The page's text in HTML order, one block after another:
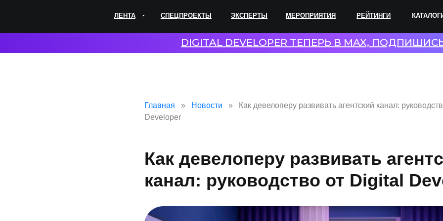
ЭКСПЕРТЫ КАТАЛОГИ
МЕРОПРИЯТИЯ
СПЕЦПРОЕКТЫ РЕЙТИНГИ
ЛЕНТА
DIGITAL DEVELOPER ТЕПЕРЬ В MAX,
Главная Новости
Как девелоперу развивать агентский канал:
Developer
Как девелоперу развивать
канал: руководство от Digital